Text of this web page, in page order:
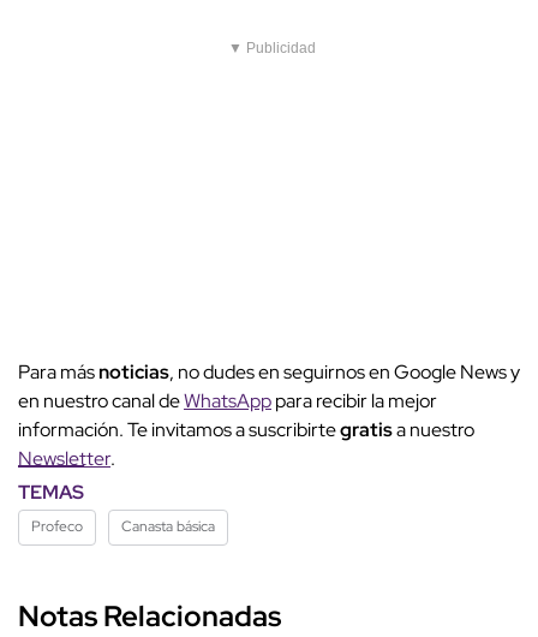
▼ Publicidad
Para másnoticias, no dudes en seguirnos en Google News y
en nuestro canal deWhatsApppara recibir la mejor
información. Te invitamos a suscribirtegratisa nuestro
Newsletter.
TEMAS
Profeco Canasta básica
Notas Relacionadas